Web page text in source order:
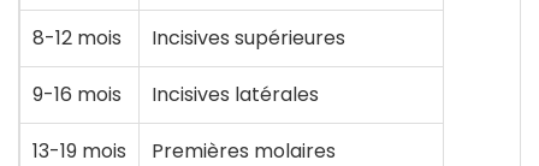
8-12 mois Incisives supérieures
9-16 mois Incisives latérales
13-19 mois Premières molaires